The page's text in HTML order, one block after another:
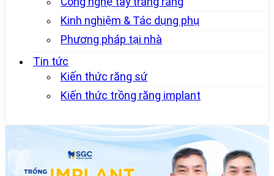
Kinh nghiệm & Tác dụng phụ
Phương pháp tại nhà
Tin tức
Kiến thức răng sứ
Kiến thức trồng răng implant